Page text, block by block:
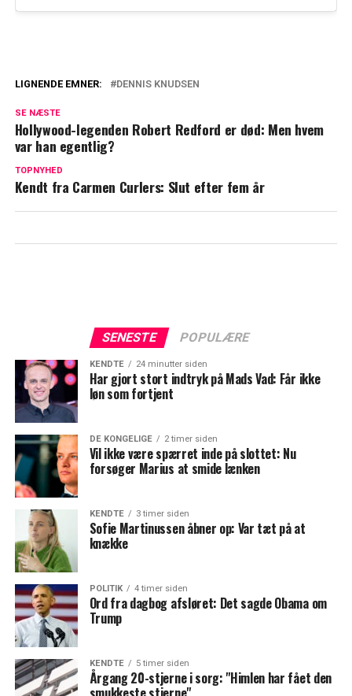
fremtiden
Nervøs Dennis Knudsen: Gensyn venter
LIGNENDE EMNER: DENNIS KNUDSEN
SE NÆSTE
Hollywood-legenden Robert Redford er død: Men hvem
var han egentlig?
TOPNYHED
Kendt fra Carmen Curlers: Slut efter fem år
SENESTE POPULÆRE
KENDTE 24 minutter siden
Har gjort stort indtryk på Mads Vad: Får ikke
løn som fortjent
DE KONGELIGE 2 timer siden
Vil ikke være spærret inde på slottet: Nu
forsøger Marius at smide lænken
KENDTE 3 timer siden
Sofie Martinussen åbner op: Var tæt på at
knække
POLITIK 4 timer siden
Ord fra dagbog afsløret: Det sagde Obama om
Trump
KENDTE 5 timer siden
Årgang 20-stjerne i sorg: "Himlen har fået den